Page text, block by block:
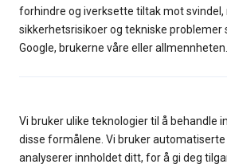
forhindre og iverksette tiltak mot svindel,
sikkerhetsrisikoer og tekniske problemer
Google, brukerne våre eller allmennheten.
Vi bruker ulike teknologier til å behandle
disse formålene. Vi bruker
analyserer innholdet ditt, for å gi deg